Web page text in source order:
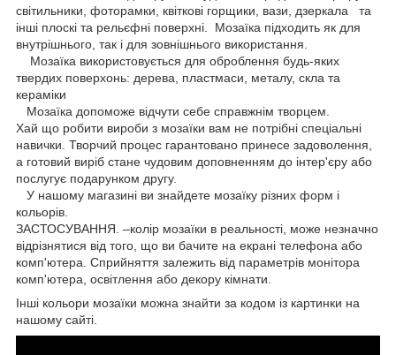
світильники, фоторамки, квіткові горщики, вази, дзеркала та
інші плоскі та рельєфні поверхні. Мозаїка підходить як для
внутрішнього, так і для зовнішнього використання.
Мозаїка використовується для оброблення будь-яких
твердих поверхонь: дерева, пластмаси, металу, скла та
кераміки
Мозаїка допоможе відчути себе справжнім творцем.
Хай що робити вироби з мозаїки вам не потрібні спеціальні
навички. Творчий процес гарантовано принесе задоволення,
а готовий виріб стане чудовим доповненням до інтер'єру або
послугує подарунком другу.
У нашому магазині ви знайдете мозаїку різних форм і
кольорів.
ЗАСТОСУВАННЯ. –колір мозаїки в реальності, може незначно
відрізнятися від того, що ви бачите на екрані телефона або
комп'ютера. Сприйняття залежить від параметрів монітора
комп'ютера, освітлення або декору кімнати.
Інші кольори мозаїки можна знайти за кодом із картинки на
нашому сайті.